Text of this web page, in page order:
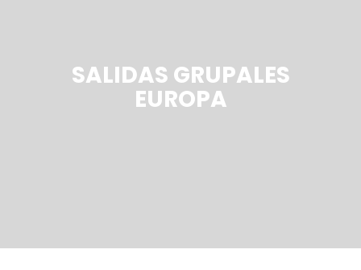
SALIDAS GRUPALES
EUROPA